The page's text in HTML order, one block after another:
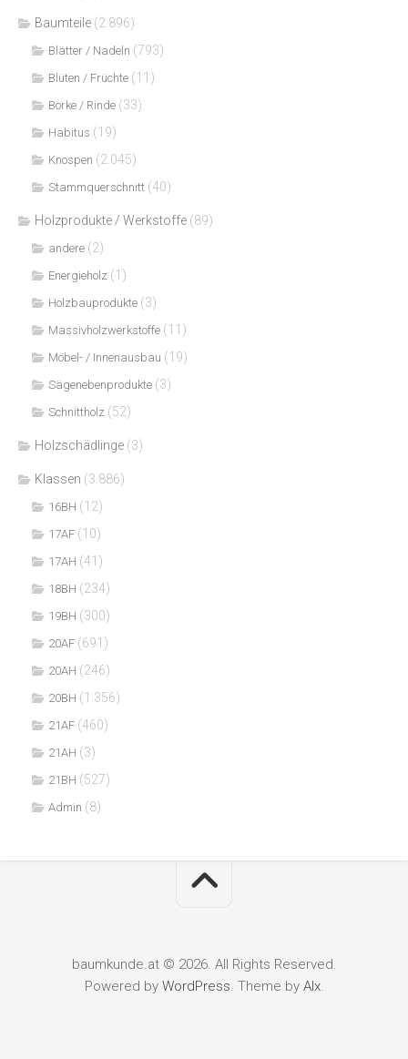
Baumteile (2.896)
Blätter / Nadeln (793)
Blüten / Früchte (11)
Borke / Rinde (33)
Habitus (19)
Knospen (2.045)
Stammquerschnitt (40)
Holzprodukte / Werkstoffe (89)
andere (2)
Energieholz (1)
Holzbauprodukte (3)
Massivholzwerkstoffe (11)
Möbel- / Innenausbau (19)
Sägenebenprodukte (3)
Schnittholz (52)
Holzschädlinge (3)
Klassen (3.886)
16BH (12)
17AF (10)
17AH (41)
18BH (234)
19BH (300)
20AF (691)
20AH (246)
20BH (1.356)
21AF (460)
21AH (3)
21BH (527)
Admin (8)
baumkunde.at © 2026. All Rights Reserved.
Powered by WordPress. Theme by Alx.